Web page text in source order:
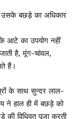
उसके बछड़े का अधिकार
आटे का उपयोग नहीं
है, मूंग-चांवल,
हैं।
के साथ सुन्दर लाल-
ने हाल ही में बछड़े को
की विधिवत पूजा करती